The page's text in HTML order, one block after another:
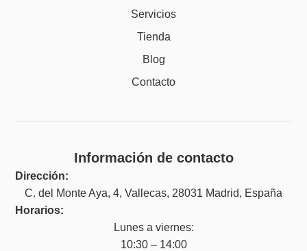
Servicios
Tienda
Blog
Contacto
Información de contacto
Dirección:
C. del Monte Aya, 4, Vallecas, 28031 Madrid, España
Horarios:
Lunes a viernes:
10:30 – 14:00